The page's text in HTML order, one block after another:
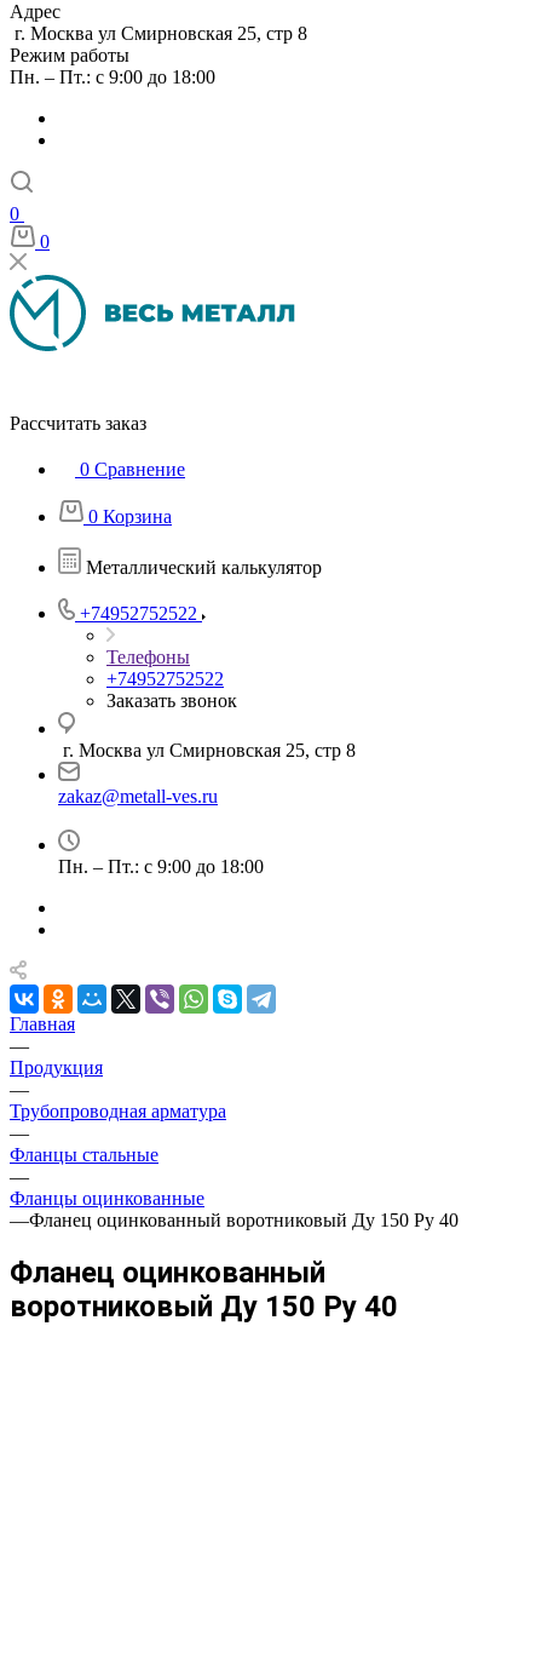
Адрес
г. Москва ул Смирновская 25, стр 8
Режим работы
Пн. – Пт.: с 9:00 до 18:00
0
0
Рассчитать заказ
0 Сравнение
0 Корзина
Металлический калькулятор
+74952752522
Телефоны
+74952752522
Заказать звонок
г. Москва ул Смирновская 25, стр 8
zakaz@metall-ves.ru
Пн. – Пт.: с 9:00 до 18:00
Главная
—
Продукция
—
Трубопроводная арматура
—
Фланцы стальные
—
Фланцы оцинкованные
—Фланец оцинкованный воротниковый Ду 150 Ру 40
Фланец оцинкованный
воротниковый Ду 150 Ру 40